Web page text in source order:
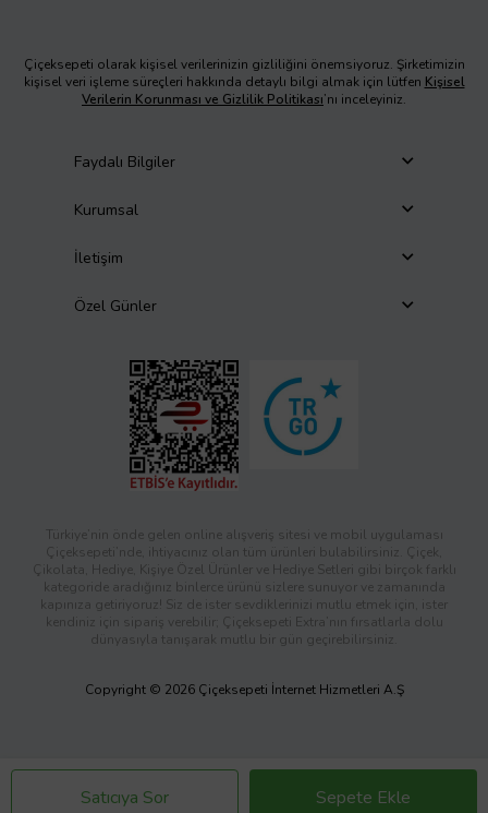
Satıcıya Sor Sepete Ekle
Çiçeksepeti olarak kişisel verilerinizin gizliliğini önemsiyoruz. Şirketimizin
kişisel veri işleme süreçleri hakkında detaylı bilgi almak için lütfen Kişisel
Verilerin Korunması ve Gizlilik Politikası’nı inceleyiniz.
Faydalı Bilgiler
Kurumsal
İletişim
Özel Günler
Türkiye’nin önde gelen online alışveriş sitesi ve mobil uygulaması
Çiçeksepeti’nde, ihtiyacınız olan tüm ürünleri bulabilirsiniz. Çiçek,
Çikolata, Hediye, Kişiye Özel Ürünler ve Hediye Setleri gibi birçok farklı
kategoride aradığınız binlerce ürünü sizlere sunuyor ve zamanında
kapınıza getiriyoruz! Siz de ister sevdiklerinizi mutlu etmek için, ister
kendiniz için sipariş verebilir; Çiçeksepeti Extra’nın fırsatlarla dolu
dünyasıyla tanışarak mutlu bir gün geçirebilirsiniz.
Copyright © 2026 Çiçeksepeti İnternet Hizmetleri A.Ş